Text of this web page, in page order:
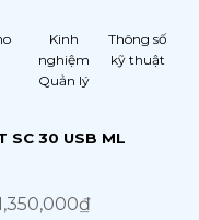
Kinh
nghiệm
Quản lý
Thông số
kỹ thuật
SC 30 USB ML
was:
₫is: